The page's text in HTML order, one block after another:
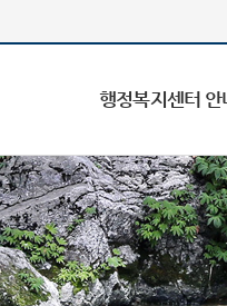
행정복지센터 안